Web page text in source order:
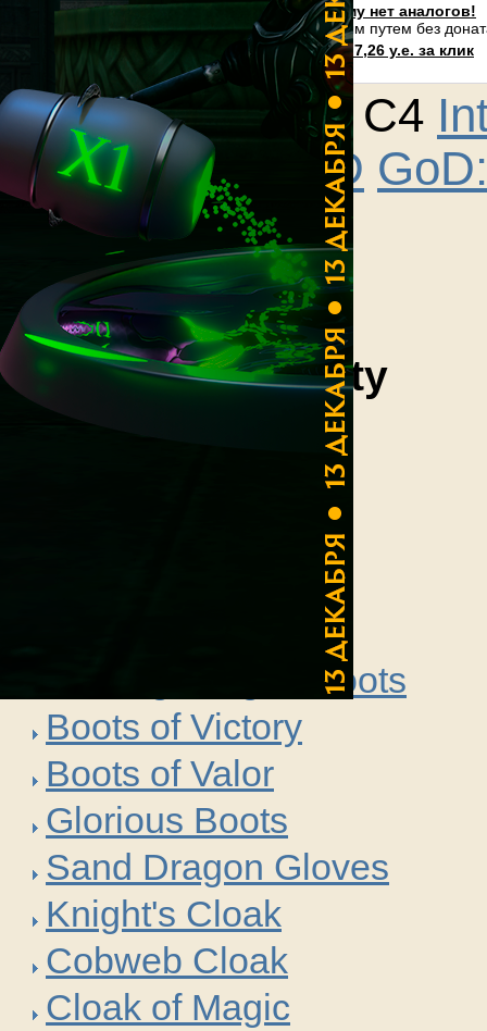
Лучший PVP сервер L2Essence которому нет аналогов!
Только у нас всего можно добиться игровым путем без
Разместите здесь Ваше объявление от 7,26 у.е. за клик
Promo-Reklama.ru
C1 C3C4
Freya
GoD
Все вещи
Varnish of Purity
Stockings of Mana
Shining Dragon Boots
Boots of Victory
Boots of Valor
Glorious Boots
Sand Dragon Gloves
Knight's Cloak
Cobweb Cloak
Cloak of Magic